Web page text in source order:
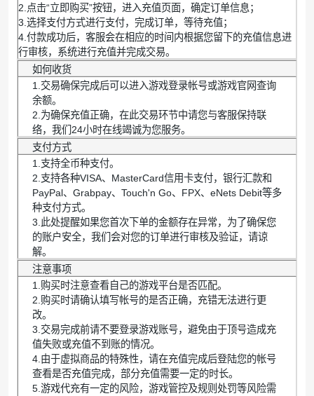
2.点击“立即购买”按钮，进入充值页面，确定订单信息；
3.选择支付方式进行支付，完成订单，等待充值；
4.付款成功后，客服会在相应的时间内根据您留下的充值信息进
行审核，系统进行充值并完成交易。
如何收货
1.交易确保完成后可以进入游戏登录帐号或游戏官网查询
余额。
2.为确保充值正确，在此交易环节中请您与客服保持联
络，我们24小时在线竭诚为您服务。
支付方式
1.支持全币种支付。
2.支持各种VISA、MasterCard信用卡支付，银行汇款和
PayPal、Grabpay、Touch'n Go、FPX、eNets Debit等多
种支付方式。
3.此处提醒如果您首次下单的金额存在异常，为了确保您
的账户安全，我们会对您的订单进行审核及验证，请谅
解。
注意事项
1.购买时注意查看自己的游戏平台是否匹配。
2.购买时请确认填写帐号的是否正确，充错无法进行更
改。
3.交易完成前请不要登录游戏账号，避免由于顶号造成充
值失败或充值不到账的情况。
4.由于虚拟商品的特殊性，请在充值完成后登陆您的帐号
查看是否充值完成，部分充值需要一定的时长。
5.游戏代充有一定的风险，游戏管控及规则处罚等风险需